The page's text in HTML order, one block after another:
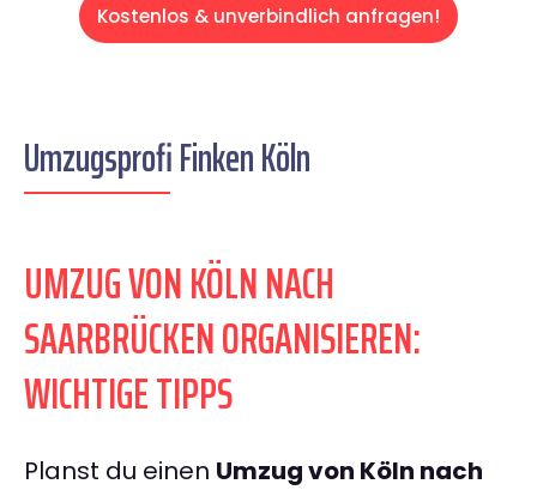
Kostenlos & unverbindlich anfragen!
Umzugsprofi Finken Köln
UMZUG VON KÖLN NACH
SAARBRÜCKEN ORGANISIEREN:
WICHTIGE TIPPS
Planst du einen Umzug von Köln nach